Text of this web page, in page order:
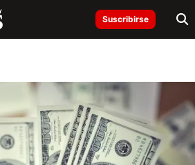
Suscribirse